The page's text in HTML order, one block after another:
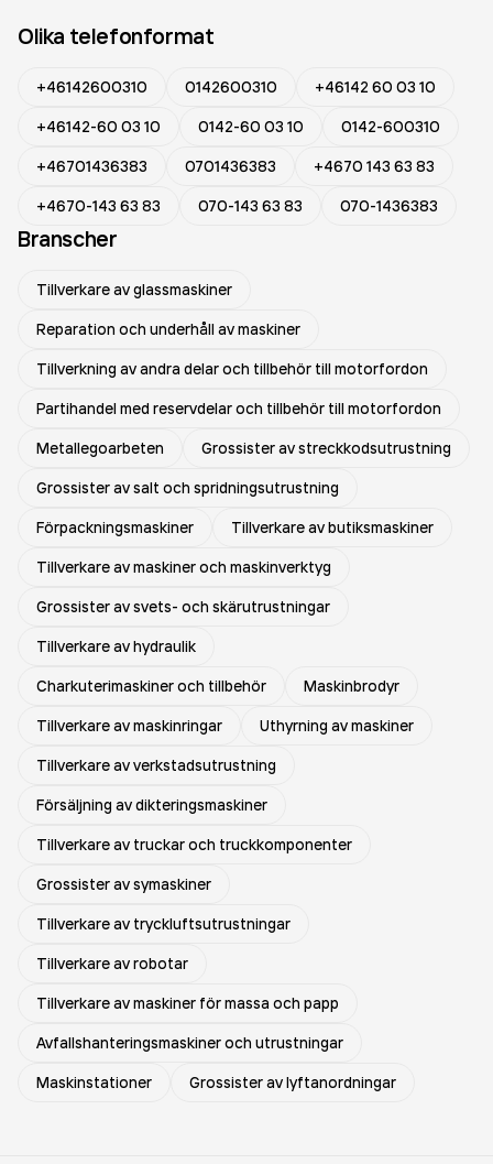
Olika telefonformat
+46142600310 0142600310
+46142 60 03 10
+46142-60 03 10
0142-60 03 10
0142-600310
+46701436383
0701436383
+4670 143 63 83
+4670-143 63 83
070-143 63 83 070-1436383
Branscher
Tillverkare av glassmaskiner
Reparation och underhåll av maskiner
Tillverkning av andra delar och tillbehör till motorfordon
Partihandel med reservdelar och tillbehör till motorfordon
Metallegoarbeten
Grossister av streckkodsutrustning
Grossister av salt och spridningsutrustning
Förpackningsmaskiner
Tillverkare av butiksmaskiner
Tillverkare av maskiner och maskinverktyg
Grossister av svets- och skärutrustningar
Tillverkare av hydraulik
Charkuterimaskiner och tillbehör
Maskinbrodyr
Tillverkare av maskinringar
Uthyrning av maskiner
Tillverkare av verkstadsutrustning
Försäljning av dikteringsmaskiner
Tillverkare av truckar och truckkomponenter
Grossister av symaskiner
Tillverkare av tryckluftsutrustningar
Tillverkare av robotar
Tillverkare av maskiner för massa och papp
Avfallshanteringsmaskiner och utrustningar
Maskinstationer
Grossister av lyftanordningar